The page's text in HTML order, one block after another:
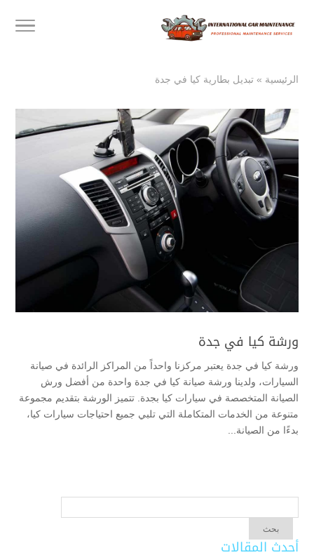
الرئيسية » تبديل بطارية كيا في جدة
ورشة كيا في جدة
ورشة كيا في جدة يعتبر مركزنا واحداً من المراكز الرائدة في صيانة
السيارات، ولدينا ورشة صيانة كيا في جدة واحدة من أفضل ورش
الصيانة المتخصصة في سيارات كيا بجدة. تتميز الورشة بتقديم مجموعة
متنوعة من الخدمات المتكاملة التي تلبي جميع احتياجات سيارات كيا،
بدءًا من الصيانة...
أحدث المقالات